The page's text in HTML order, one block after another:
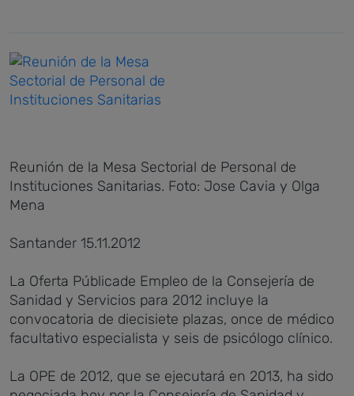
Reunión de la Mesa Sectorial de Personal de
Instituciones Sanitarias. Foto: Jose Cavia y Olga
Mena
Santander 15.11.2012
La Oferta Públicade Empleo de la Consejería de
Sanidad y Servicios para 2012 incluye la
convocatoria de diecisiete plazas, once de médico
facultativo especialista y seis de psicólogo clínico.
La OPE de 2012, que se ejecutará en 2013, ha sido